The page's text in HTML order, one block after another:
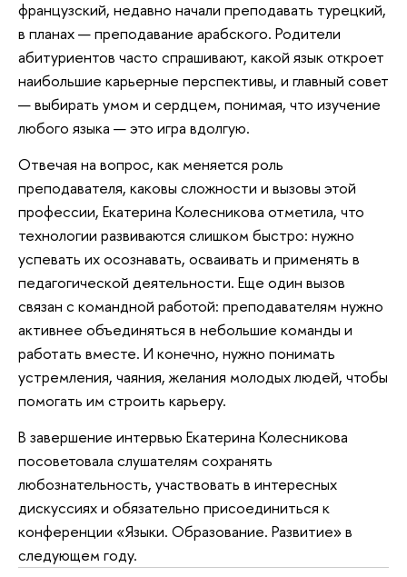
французский, недавно начали преподавать турецкий,
в планах — преподавание арабского. Родители
абитуриентов часто спрашивают, какой язык откроет
наибольшие карьерные перспективы, и главный совет
— выбирать умом и сердцем, понимая, что изучение
любого языка — это игра вдолгую.
Отвечая на вопрос, как меняется роль
преподавателя, каковы сложности и вызовы этой
профессии, Екатерина Колесникова отметила, что
технологии развиваются слишком быстро: нужно
успевать их осознавать, осваивать и применять в
педагогической деятельности. Еще один вызов
связан с командной работой: преподавателям нужно
активнее объединяться в небольшие команды и
работать вместе. И конечно, нужно понимать
устремления, чаяния, желания молодых людей, чтобы
помогать им строить карьеру.
В завершение интервью Екатерина Колесникова
посоветовала слушателям сохранять
любознательность, участвовать в интересных
дискуссиях и обязательно присоединиться к
конференции «Языки. Образование. Развитие» в
следующем году.